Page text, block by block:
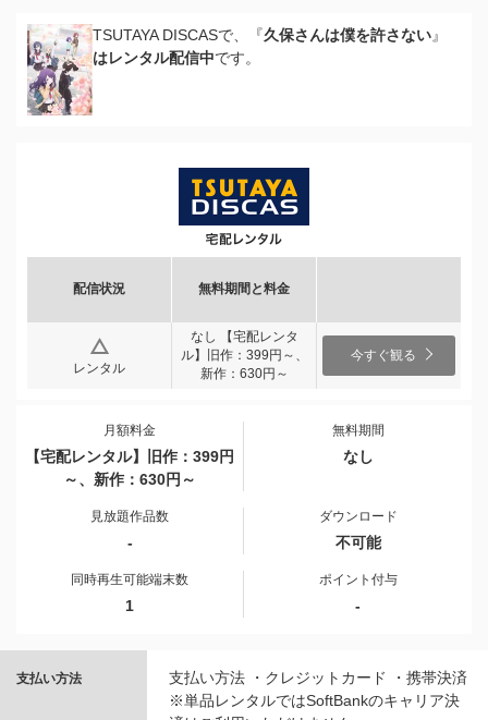
TSUTAYA DISCASで、『久保さんは僕を許さない』
はレンタル配信中です。
配信状況 無料期間と料金
レンタル
なし 【宅配レンタ
ル】旧作：399円～、
新作：630円～
今すぐ観る
月額料金
【宅配レンタル】旧作：399円
～、新作：630円～
無料期間
なし
見放題作品数
-
ダウンロード
不可能
同時再生可能端末数
1
ポイント付与
-
支払い方法
支払い方法 ・クレジットカード ・携帯決済
※単品レンタルではSoftBankのキャリア決